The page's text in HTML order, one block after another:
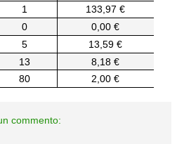
1
133,97 €
0
0,00 €
5
13,59 €
13
8,18 €
80 2,00 €
commento: